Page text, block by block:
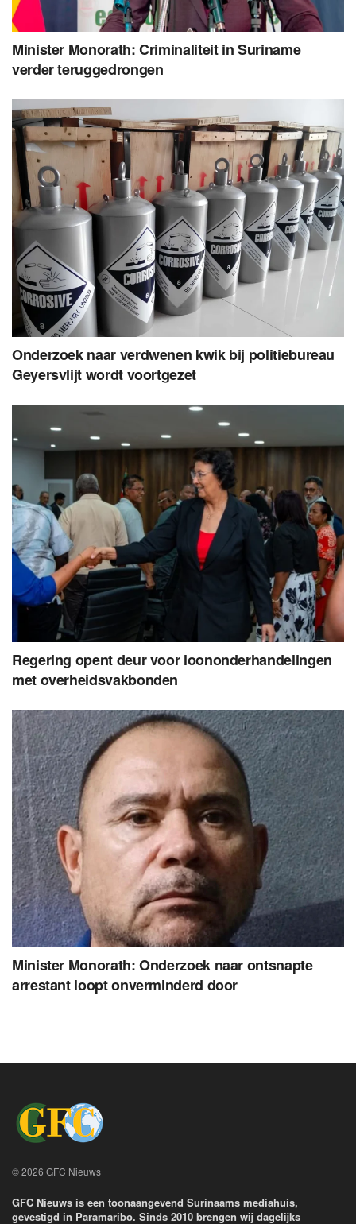
Minister Monorath: Criminaliteit in Suriname
verder teruggedrongen
Onderzoek naar verdwenen kwik bij politiebureau
Geyersvlijt wordt voortgezet
Regering opent deur voor loononderhandelingen
met overheidsvakbonden
Minister Monorath: Onderzoek naar ontsnapte
arrestant loopt onverminderd door
© 2026 GFC Nieuws
GFC Nieuws is een toonaangevend Surinaams mediahuis,
gevestigd in Paramaribo. Sinds 2010 brengen wij dagelijks